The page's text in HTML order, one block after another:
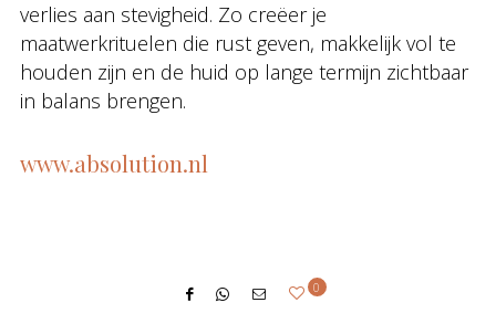
verlies aan stevigheid. Zo creëer je
maatwerkrituelen die rust geven, makkelijk vol te
houden zijn en de huid op lange termijn zichtbaar
in balans brengen.
www.absolution.nl
0